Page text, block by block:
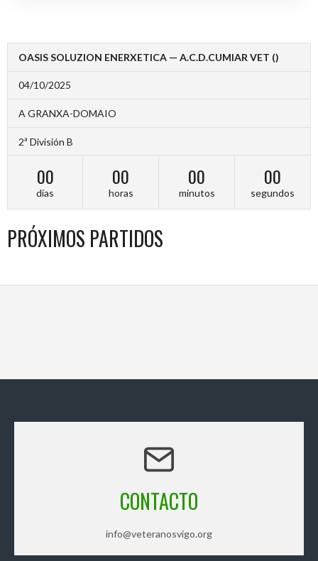
OASIS SOLUZION ENERXETICA — A.C.D.CUMIAR VET ()
04/10/2025
A GRANXA-DOMAIO
2ª División B
00
días
00
horas
00
minutos
00
segundos
PRÓXIMOS PARTIDOS
CONTACTO
info@veteranosvigo.org